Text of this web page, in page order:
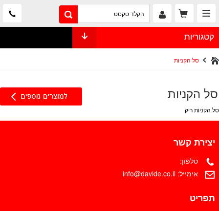
קטגוריות
סל הקניות
סל הקניות
סל הקניות ריק
יצירת קשר
טלפון:
אימייל: info@davide.co.il
תפריט